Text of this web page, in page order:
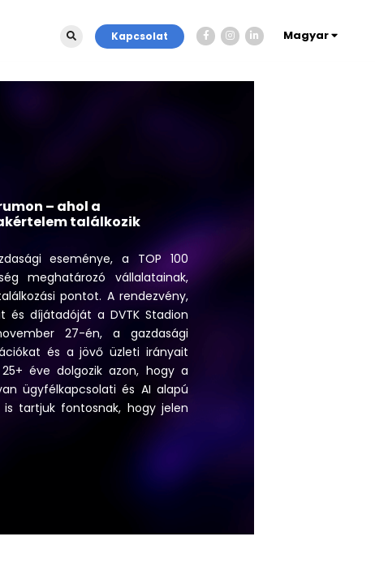
Kapcsolat Magyar
– ahol a
találkozik
eseménye, a TOP 100
meghatározó vállalatainak,
pontot. A rendezvény,
és díjátadóját a DVTK Stadion
27-én, a gazdasági
és a jövő üzleti irányait
éve dolgozik azon, hogy a
ügyfélkapcsolati és AI alapú
tartjuk fontosnak, hogy jelen